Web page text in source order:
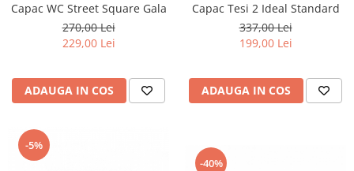
Vase WC suspendate
WC pentru persoane cu dizabilitati
Capace WC softclose
Capace WC clasice
Pisoare
Capac WC Street Square Gala
270,00 Lei
229,00 Lei
ADAUGA IN COS
Capac Tesi 2 Ideal Standard
337,00 Lei
199,00 Lei
ADAUGA IN COS
-5%
-40%